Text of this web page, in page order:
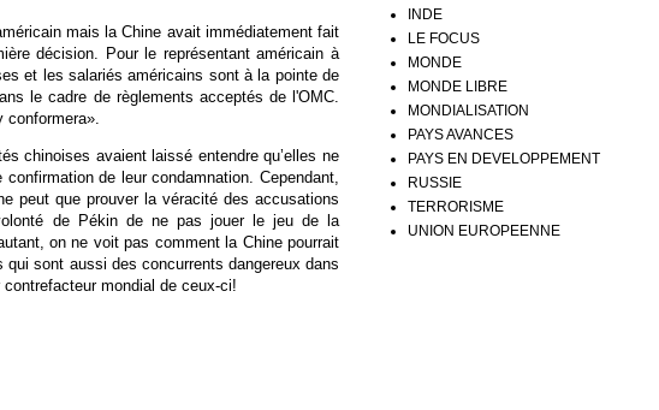
mais la Chine avait immédiatement fait
décision. Pour le représentant américain à
et les salariés américains sont à la pointe de
le cadre de règlements acceptés de l'OMC.
chinoises avaient laissé entendre qu’elles ne
de leur condamnation. Cependant,
peut que prouver la véracité des accusations
de Pékin de ne pas jouer le jeu de la
on ne voit pas comment la Chine pourrait
sont aussi des concurrents dangereux dans
mondial de ceux-ci!
INDE
LE FOCUS
MONDE
MONDE LIBRE
MONDIALISATION
PAYS AVANCES
PAYS EN DEVELOPPEMENT
RUSSIE
TERRORISME
UNION EUROPEENNE